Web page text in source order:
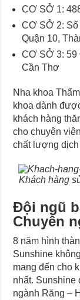
CƠ SỞ 1:
CƠ SỞ 2:
Quận 10,
CƠ SỞ 3: 59
Cần Thơ
Nha khoa
khoa dành
khách hàng
cho chuyên
chất lượng dịch
Khách hàng
Đội ngũ
Chuyên
8 năm hình
Sunshine
mang đến cho
nhất. Sunshine
ngành Răng –